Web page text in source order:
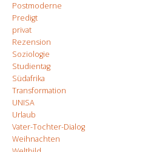
Postmoderne
Predigt
privat
Rezension
Soziologie
Studientag
Südafrika
Transformation
UNISA
Urlaub
Vater-Tochter-Dialog
Weihnachten